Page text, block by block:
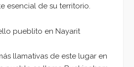
esencial de su territorio.
pueblito en Nayarit
llamativas de este lugar en